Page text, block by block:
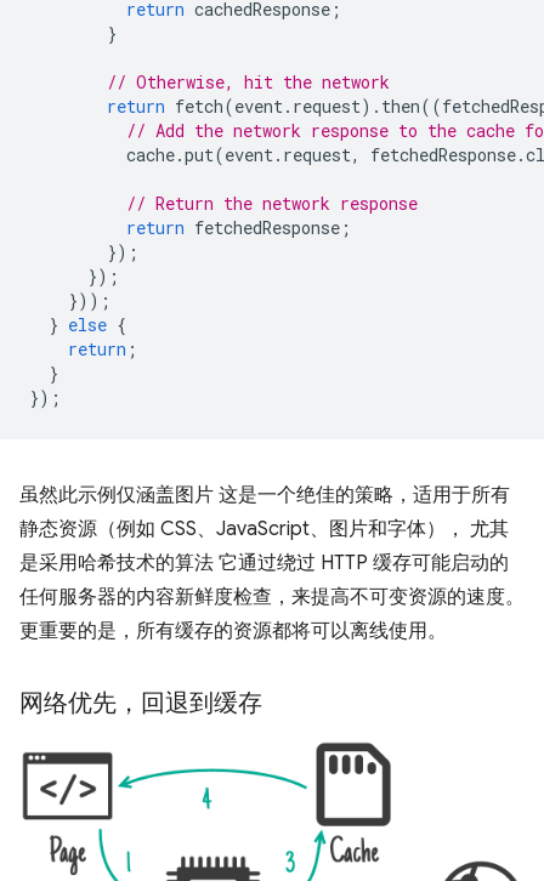
return cachedResponse ;
}
// Otherwise, hit the network
return fetch(event . request). then((
// Add the network response to the
cache.put(event . request, fetchedResponse.
// Return the network response
return fetchedResponse ;
});
});
}));
} else {
return ;
}
});
虽然此示例仅涵盖图片 这是一个绝佳的策略，适用于所有
静态资源（例如 CSS、JavaScript、图片和字体）， 尤其
是采用哈希技术的算法 它通过绕过 HTTP 缓存可能启动的
任何服务器的内容新鲜度检查，来提高不可变资源的速度。
更重要的是，所有缓存的资源都将可以离线使用。
网络优先，回退到缓存